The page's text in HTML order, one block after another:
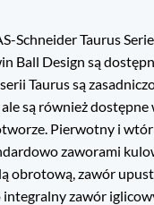
Schneider Taurus
Ball Design są
Taurus są
są również dostępne
Pierwotny i
zaworami
obrotową, zawór
zawór